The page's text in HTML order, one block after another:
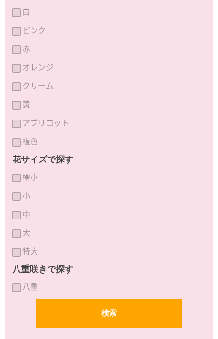
白
ピンク
赤
オレンジ
クリーム
黄
アプリコット
複色
花サイズで探す
極小
小
中
大
特大
八重咲きで探す
八重